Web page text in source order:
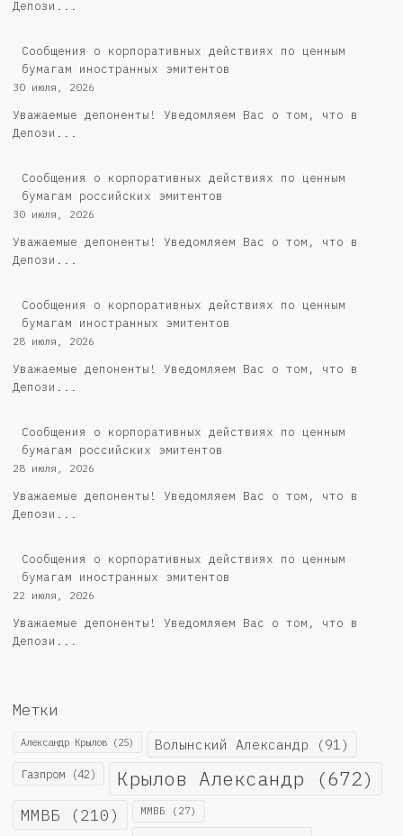
Депози...
Сообщения о корпоративных действиях по ценным
бумагам иностранных эмитентов
30 июля, 2026
Уважаемые депоненты! Уведомляем Вас о том, что в
Депози...
Cообщения о корпоративных действиях по ценным
бумагам российских эмитентов
30 июля, 2026
Уважаемые депоненты! Уведомляем Вас о том, что в
Депози...
Сообщения о корпоративных действиях по ценным
бумагам иностранных эмитентов
28 июля, 2026
Уважаемые депоненты! Уведомляем Вас о том, что в
Депози...
Cообщения о корпоративных действиях по ценным
бумагам российских эмитентов
28 июля, 2026
Уважаемые депоненты! Уведомляем Вас о том, что в
Депози...
Сообщения о корпоративных действиях по ценным
бумагам иностранных эмитентов
22 июля, 2026
Уважаемые депоненты! Уведомляем Вас о том, что в
Депози...
Метки
Александр Крылов (25) Волынский Александр (91)
Газпром (42) Крылов Александр (672)
ММВБ (210) ММВБ (27)